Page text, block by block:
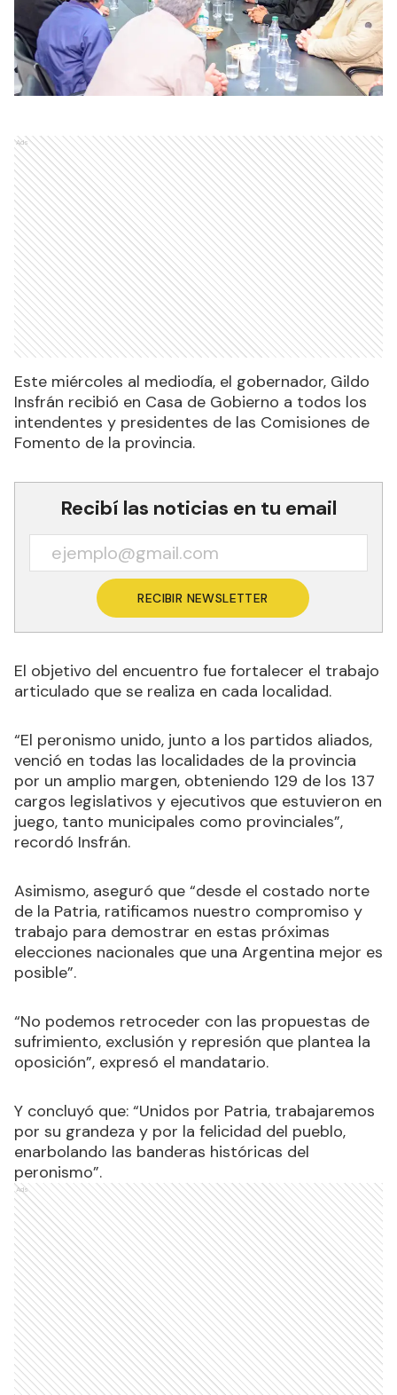
Ads
Este miércoles al mediodía, el gobernador, Gildo
Insfrán recibió en Casa de Gobierno a todos los
intendentes y presidentes de las Comisiones de
Fomento de la provincia.
Recibí las noticias en tu email
RECIBIR NEWSLETTER
El objetivo del encuentro fue fortalecer el trabajo
articulado que se realiza en cada localidad.
“El peronismo unido, junto a los partidos aliados,
venció en todas las localidades de la provincia
por un amplio margen, obteniendo 129 de los 137
cargos legislativos y ejecutivos que estuvieron en
juego, tanto municipales como provinciales”,
recordó Insfrán.
Asimismo, aseguró que “desde el costado norte
de la Patria, ratificamos nuestro compromiso y
trabajo para demostrar en estas próximas
elecciones nacionales que una Argentina mejor es
posible”.
“No podemos retroceder con las propuestas de
sufrimiento, exclusión y represión que plantea la
oposición”, expresó el mandatario.
Y concluyó que: “Unidos por Patria, trabajaremos
por su grandeza y por la felicidad del pueblo,
enarbolando las banderas históricas del
peronismo”.
Ads